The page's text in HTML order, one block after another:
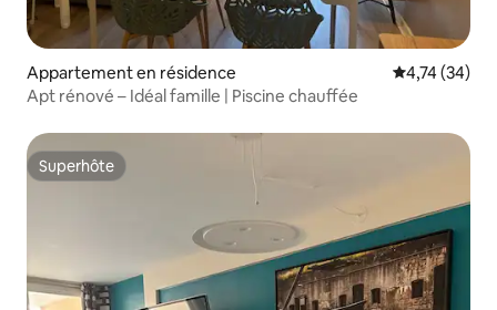
Appartement en résidence Évaluation
4,74 (34)
Apt rénové – Idéal famille | Piscine chauffée
Superhôte
Superhôte